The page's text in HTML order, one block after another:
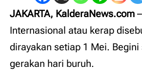
JAKARTA, KalderaNews.com
Internasional atau kerap
dirayakan setiap 1 Mei. Begini
gerakan hari buruh.